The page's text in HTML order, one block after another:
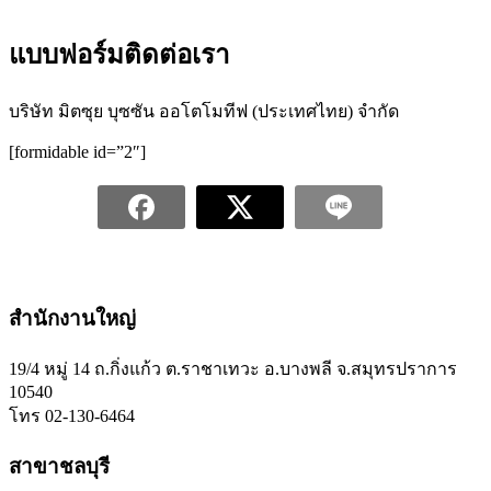
แบบฟอร์มติดต่อเรา
บริษัท มิตซุย บุซซัน ออโตโมทีฟ (ประเทศไทย) จำกัด
[formidable id=”2″]
สำนักงานใหญ่
19/4 หมู่ 14 ถ.กิ่งแก้ว ต.ราชาเทวะ อ.บางพลี จ.สมุทรปราการ
10540
โทร 02-130-6464
สาขาชลบุรี